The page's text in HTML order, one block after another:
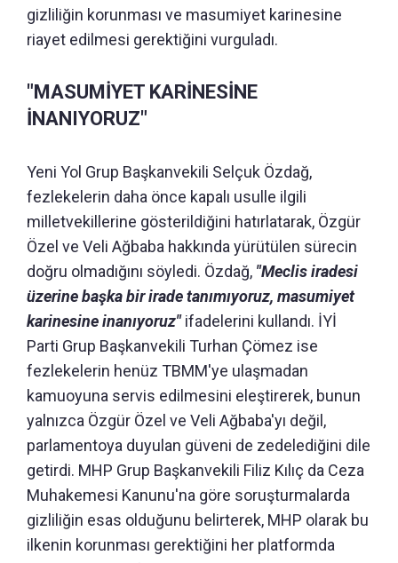
gizliliğin korunması ve masumiyet karinesine
riayet edilmesi gerektiğini vurguladı.
"MASUMİYET KARİNESİNE
İNANIYORUZ"
Yeni Yol Grup Başkanvekili Selçuk Özdağ,
fezlekelerin daha önce kapalı usulle ilgili
milletvekillerine gösterildiğini hatırlatarak, Özgür
Özel ve Veli Ağbaba hakkında yürütülen sürecin
doğru olmadığını söyledi. Özdağ, "Meclis iradesi
üzerine başka bir irade tanımıyoruz, masumiyet
karinesine inanıyoruz"ifadelerini kullandı. İYİ
Parti Grup Başkanvekili Turhan Çömez ise
fezlekelerin henüz TBMM'ye ulaşmadan
kamuoyuna servis edilmesini eleştirerek, bunun
yalnızca Özgür Özel ve Veli Ağbaba'yı değil,
parlamentoya duyulan güveni de zedelediğini dile
getirdi. MHP Grup Başkanvekili Filiz Kılıç da Ceza
Muhakemesi Kanunu'na göre soruşturmalarda
gizliliğin esas olduğunu belirterek, MHP olarak bu
ilkenin korunması gerektiğini her platformda